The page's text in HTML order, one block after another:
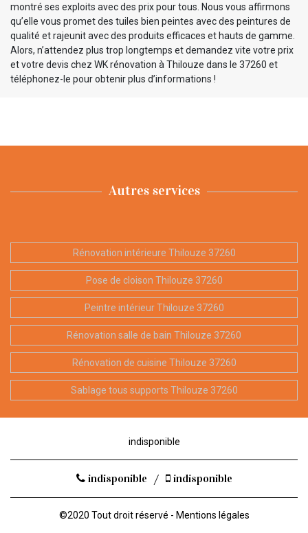
montré ses exploits avec des prix pour tous. Nous vous affirmons
qu’elle vous promet des tuiles bien peintes avec des peintures de
qualité et rajeunit avec des produits efficaces et hauts de gamme.
Alors, n’attendez plus trop longtemps et demandez vite votre prix
et votre devis chez WK rénovation à Thilouze dans le 37260 et
téléphonez-le pour obtenir plus d’informations !
Autres services
Rénovation intérieure Thilouze 37260
Pose de cloison Thilouze 37260
Peintre intérieur Thilouze 37260
Rénovation salle de bain Thilouze 37260
Rénovation de cuisine Thilouze 37260
Sablage tous supports Thilouze 37260
indisponible
indisponible / indisponible
©2020 Tout droit réservé - Mentions légales